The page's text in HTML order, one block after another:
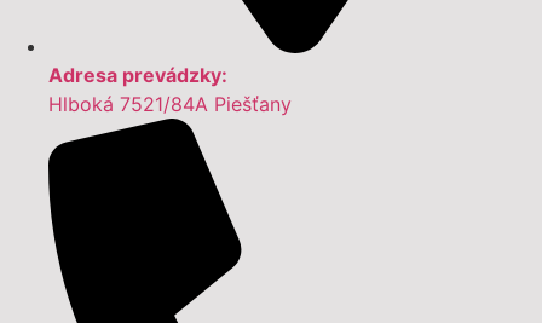
Adresa prevádzky:
Hlboká 7521/84A Piešťany